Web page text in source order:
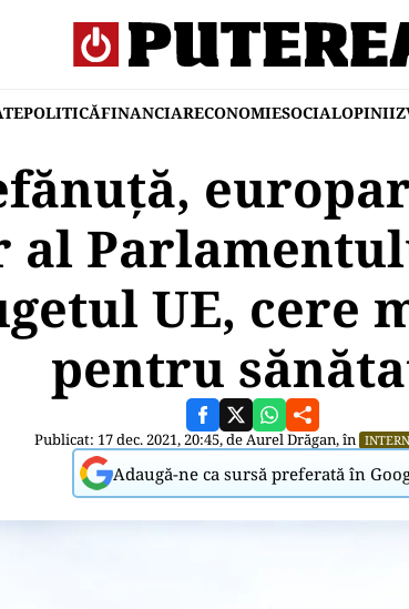
POLITICĂFINANCIARECONOMIESOCIALOPINII
UE, cere
pentru
Publicat: 17 dec. 2021, 20:45, deAurel Drăgan, în
Adaugă-ne ca sursă preferată în